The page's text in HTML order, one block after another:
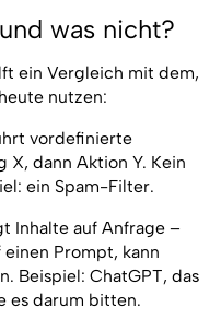
was nicht?
ein Vergleich mit dem,
nutzen:
vordefinierte
X, dann Aktion Y. Kein
ein Spam-Filter.
Inhalte auf Anfrage –
Prompt, kann
Beispiel: ChatGPT, das
es darum bitten.